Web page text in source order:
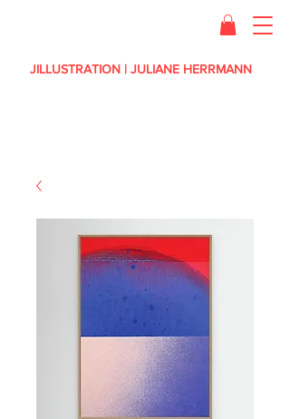
JILLUSTRATION | JULIANE HERRMANN